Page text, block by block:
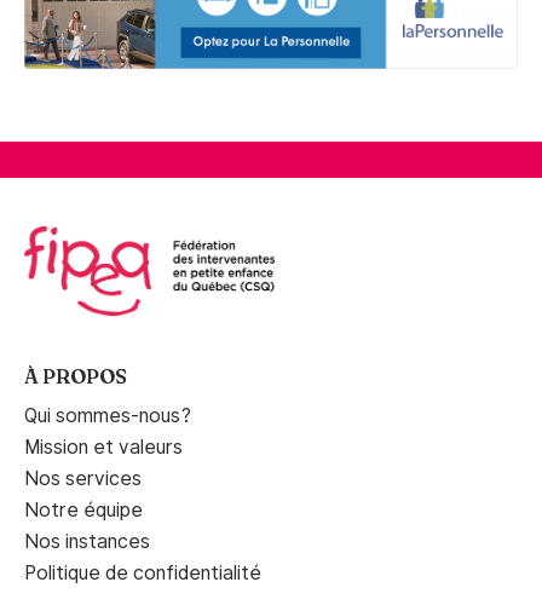
À PROPOS
Qui sommes-nous?
Mission et valeurs
Nos services
Notre équipe
Nos instances
Politique de confidentialité